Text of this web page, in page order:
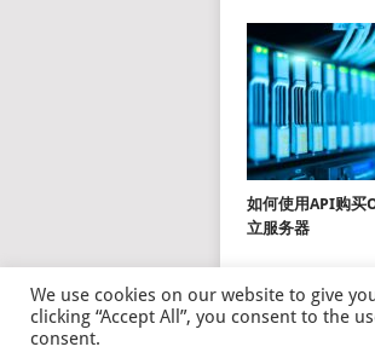
如何使用API购买
立服务器
We use cookies on our website to give
clicking “Accept All”, you consent to the
consent.